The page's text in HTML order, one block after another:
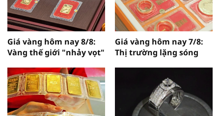
Giá vàng hôm nay 8/8:
Vàng thế giới "nhảy vọt"
Giá vàng hôm nay 7/8:
Thị trường lặng sóng